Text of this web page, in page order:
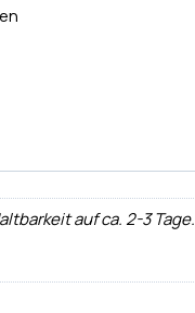
auf ca. 2-3 Tage.